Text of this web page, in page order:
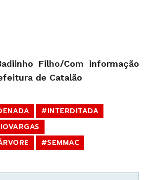
Filho/Com informação
de Catalão
#INTERDITADA
#SEMMAC